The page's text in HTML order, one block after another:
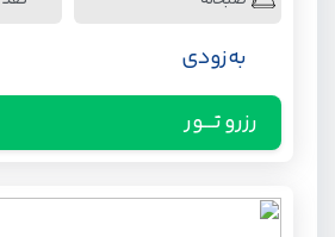
به زودی
رزرو تـــور